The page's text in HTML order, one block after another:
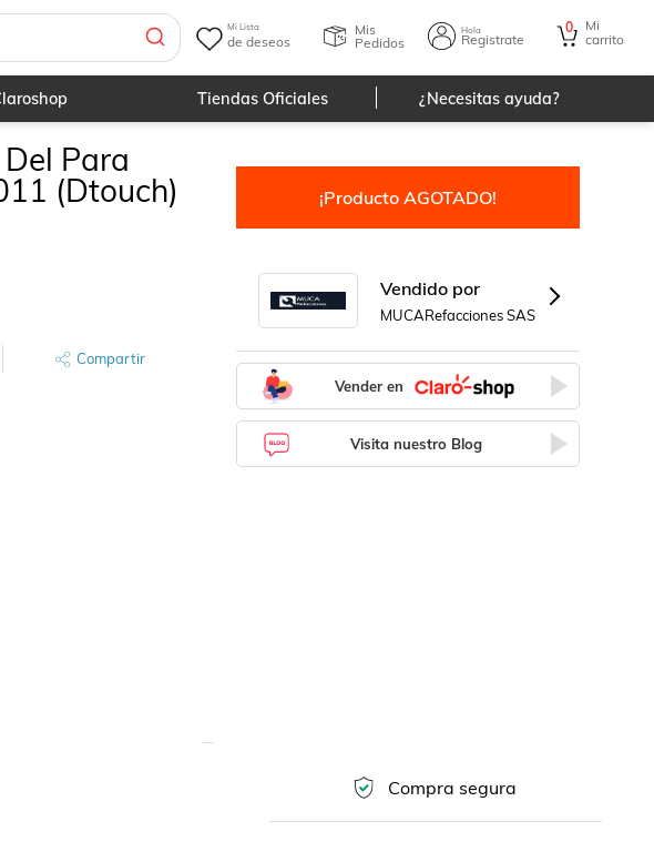
Mi Lista
de deseos
Mis
Pedidos
Hola
Registrate
0
Mi
carrito
Tiendas Oficiales ¿Necesitas ayuda?
Para
(Dtouch)
Compartir
¡Producto AGOTADO!
Vendido por
MUCARefacciones SAS
Vender en
Visita nuestro Blog
Compra segura